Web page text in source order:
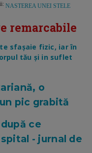
NASTEREA UNEI STELE
remarcabile
sfașaie fizic, iar în
tău și in suflet
o
pic grabită
ce
- jurnal de